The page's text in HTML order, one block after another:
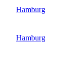
Hamburg
Hamburg